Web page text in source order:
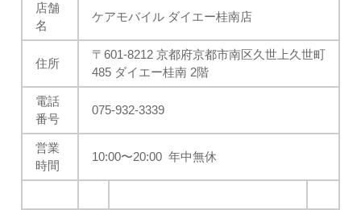
店舗
名
ケアモバイル ダイエー桂南店
住所
〒601-8212 京都府京都市南区久世上久世町
485 ダイエー桂南 2階
電話
番号
075-932-3339
営業
時間
10:00〜20:00 年中無休